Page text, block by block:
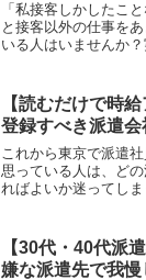
「私接客しかしたこ
と接客以外の仕事を
いる人はいませんか
店・・・。すべて接
ばかり。このまま接
【読むだけで時
登録すべき派遣会
これから東京で派遣
思っている人は、ど
ればよいか迷ってしま
に本当に合っている
少ないんじゃないで
【30代・40代派
嫌な派遣先で我